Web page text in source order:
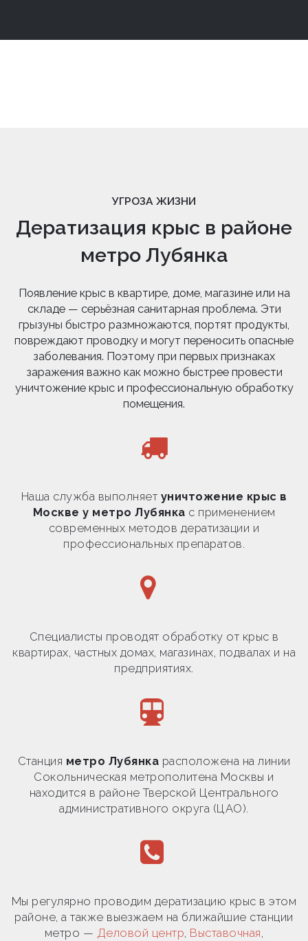
УГРОЗА ЖИЗНИ
Дератизация крыс в районе
метро Лубянка
Появление крыс в квартире, доме, магазине или на
складе — серьёзная санитарная проблема. Эти
грызуны быстро размножаются, портят продукты,
повреждают проводку и могут переносить опасные
заболевания. Поэтому при первых признаках
заражения важно как можно быстрее провести
уничтожение крыс и профессиональную обработку
помещения.
Наша служба выполняет уничтожение крыс в
Москве у метро Лубянка с применением
современных методов дератизации и
профессиональных препаратов.
Специалисты проводят обработку от крыс в
квартирах, частных домах, магазинах, подвалах и на
предприятиях.
Станция метро Лубянка расположена на линии
Сокольническая метрополитена Москвы и
находится в районе Тверской Центрального
административного округа (ЦАО).
Мы регулярно проводим дератизацию крыс в этом
районе, а также выезжаем на ближайшие станции
метро — Деловой центр, Выставочная,